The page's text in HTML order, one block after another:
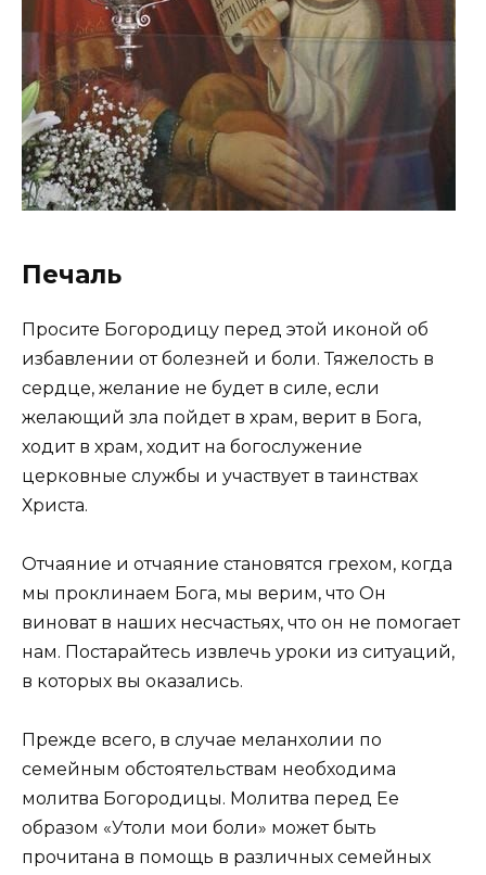
Печаль
Просите Богородицу перед этой иконой об
избавлении от болезней и боли. Тяжелость в
сердце, желание не будет в силе, если
желающий зла пойдет в храм, верит в Бога,
ходит в храм, ходит на богослужение
церковные службы и участвует в таинствах
Христа.
Отчаяние и отчаяние становятся грехом, когда
мы проклинаем Бога, мы верим, что Он
виноват в наших несчастьях, что он не помогает
нам. Постарайтесь извлечь уроки из ситуаций,
в которых вы оказались.
Прежде всего, в случае меланхолии по
семейным обстоятельствам необходима
молитва Богородицы. Молитва перед Ее
образом «Утоли мои боли» может быть
прочитана в помощь в различных семейных